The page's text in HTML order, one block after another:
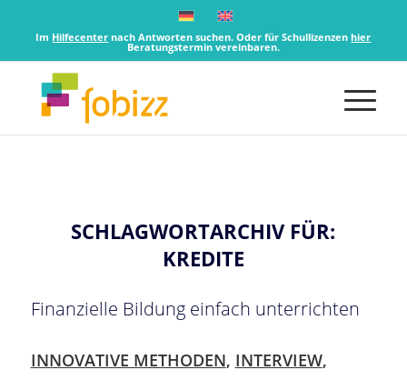
Im Hilfecenter nach Antworten suchen. Oder für Schullizenzenhier
Beratungstermin vereinbaren.
SCHLAGWORTARCHIV FÜR:
KREDITE
Finanzielle Bildung einfach unterrichten
INNOVATIVE METHODEN, INTERVIEW,